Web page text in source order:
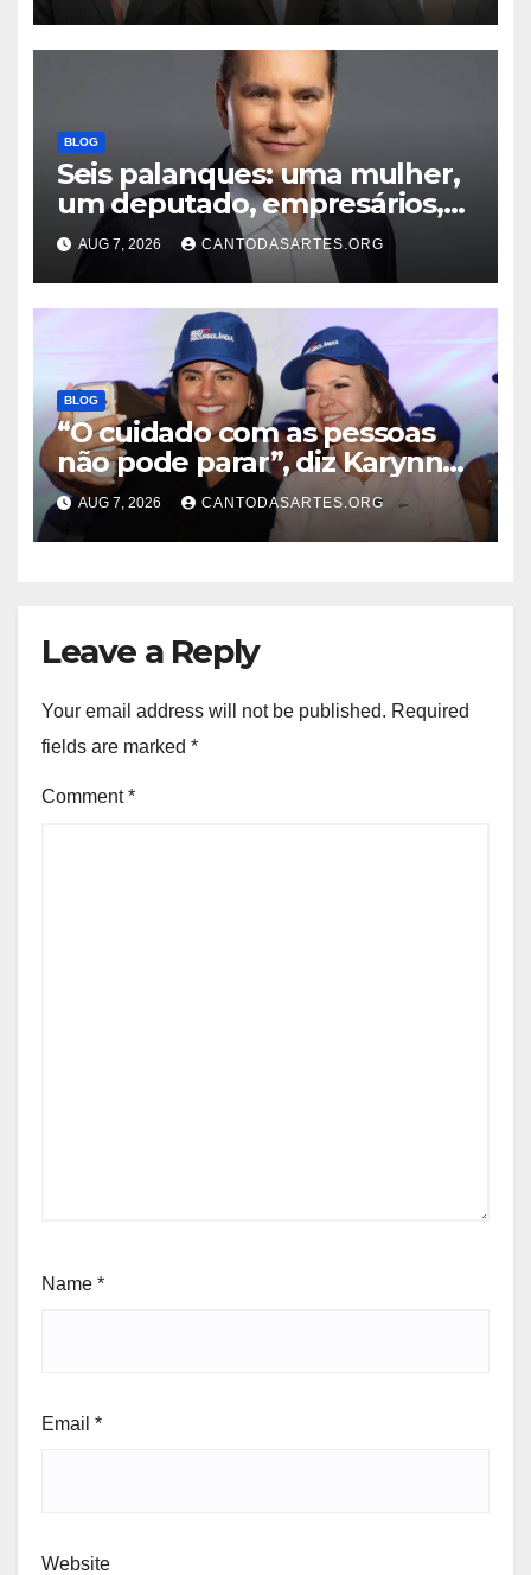
Marcos Antônio e Guilherme
BLOG
Seis palanques: uma mulher,
um deputado, empresários,
professor e vice-governador;
Conheça todos os nomes que
disputam o Governo do TO
AUG 7, 2026 CANTODASARTES.ORG
BLOG
“O cuidado com as pessoas
não pode parar”, diz Karynne
Sotero ao reforçar seu apoio à
professora Dorinha
AUG 7, 2026 CANTODASARTES.ORG
Leave a Reply
Your email address will not be published. Required
fields are marked *
Comment*
Name *
Email *
Website